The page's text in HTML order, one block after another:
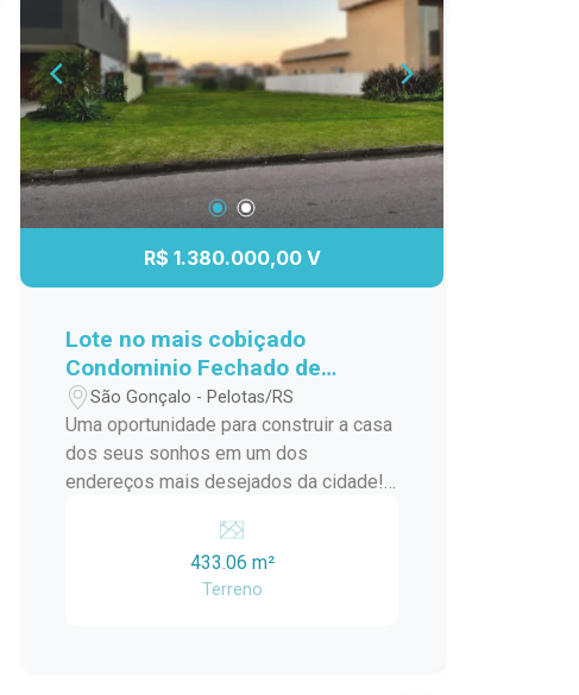
R$ 1.380.000,00 V
Lote no mais cobiçado
Condominio Fechado de
Pelotas - Lagos de São
Gonçalo!
São Gonçalo - Pelotas/RS
Uma oportunidade para construir a casa
dos seus sonhos em um dos
endereços mais desejados da cidade!
Área total: 433,06 m² Amplo espaço
para projeto residencial de alto padrão
Excelente aproveitamento do terreno
433.06 m²
Terreno